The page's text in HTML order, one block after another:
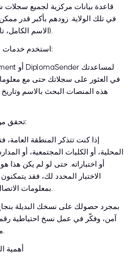
قاعدة بيانات مركزية لجميع سجلات
(الاسم الكامل، تاريخ الميلاد، السنة التقريبية).
استخدم خدمات طلب السجلات عبر الإنترنت:
في العثور على سجلاتك حتى مع
هذه المنصات البحث بالاسم وتاريخ
تحقق من برامج تعليم الكبار المحلية:
إذا كنت تتذكر المنطقة العامة،
المحلية، أو الكليات المجتمعية، أو
الاختبار المحدد لك، فقد
بمعلومات الاتصال المحلية لاستعادة سجلاتك.
بمجرد حصولك على نسخك البديلة
آمن، وفكّر في عمل نسخ احتياطية
مواقف مُرهقة في المستقبل.
أهمية